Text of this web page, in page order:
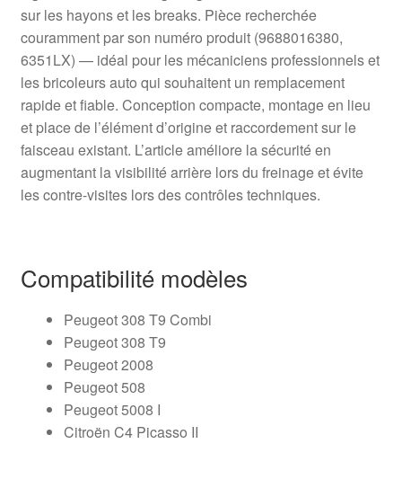
sur les hayons et les breaks. Pièce recherchée
couramment par son numéro produit (9688016380,
6351LX) — idéal pour les mécaniciens professionnels et
les bricoleurs auto qui souhaitent un remplacement
rapide et fiable. Conception compacte, montage en lieu
et place de l’élément d’origine et raccordement sur le
faisceau existant. L’article améliore la sécurité en
augmentant la visibilité arrière lors du freinage et évite
les contre-visites lors des contrôles techniques.
Compatibilité modèles
Peugeot 308 T9 Combi
Peugeot 308 T9
Peugeot 2008
Peugeot 508
Peugeot 5008 I
Citroën C4 Picasso II